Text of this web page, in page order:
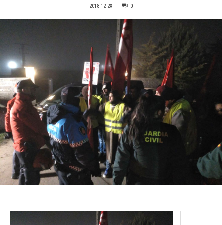
2018-12-28 0